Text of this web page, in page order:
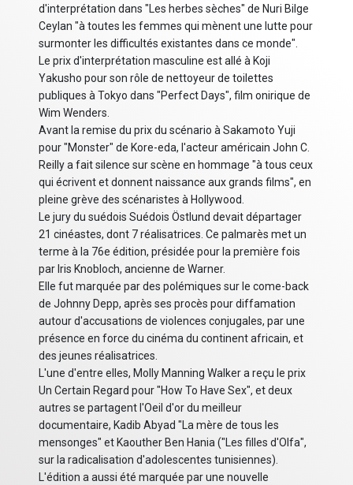
d'interprétation dans "Les herbes sèches" de Nuri Bilge
Ceylan "à toutes les femmes qui mènent une lutte pour
surmonter les difficultés existantes dans ce monde".
Le prix d'interprétation masculine est allé à Koji
Yakusho pour son rôle de nettoyeur de toilettes
publiques à Tokyo dans "Perfect Days", film onirique de
Wim Wenders.
Avant la remise du prix du scénario à Sakamoto Yuji
pour "Monster" de Kore-eda, l'acteur américain John C.
Reilly a fait silence sur scène en hommage "à tous ceux
qui écrivent et donnent naissance aux grands films", en
pleine grève des scénaristes à Hollywood.
Le jury du suédois Suédois Östlund devait départager
21 cinéastes, dont 7 réalisatrices. Ce palmarès met un
terme à la 76e édition, présidée pour la première fois
par Iris Knobloch, ancienne de Warner.
Elle fut marquée par des polémiques sur le come-back
de Johnny Depp, après ses procès pour diffamation
autour d'accusations de violences conjugales, par une
présence en force du cinéma du continent africain, et
des jeunes réalisatrices.
L'une d'entre elles, Molly Manning Walker a reçu le prix
Un Certain Regard pour "How To Have Sex", et deux
autres se partagent l'Oeil d'or du meilleur
documentaire, Kadib Abyad "La mère de tous les
mensonges" et Kaouther Ben Hania ("Les filles d'Olfa",
sur la radicalisation d'adolescentes tunisiennes).
L'édition a aussi été marquée par une nouvelle